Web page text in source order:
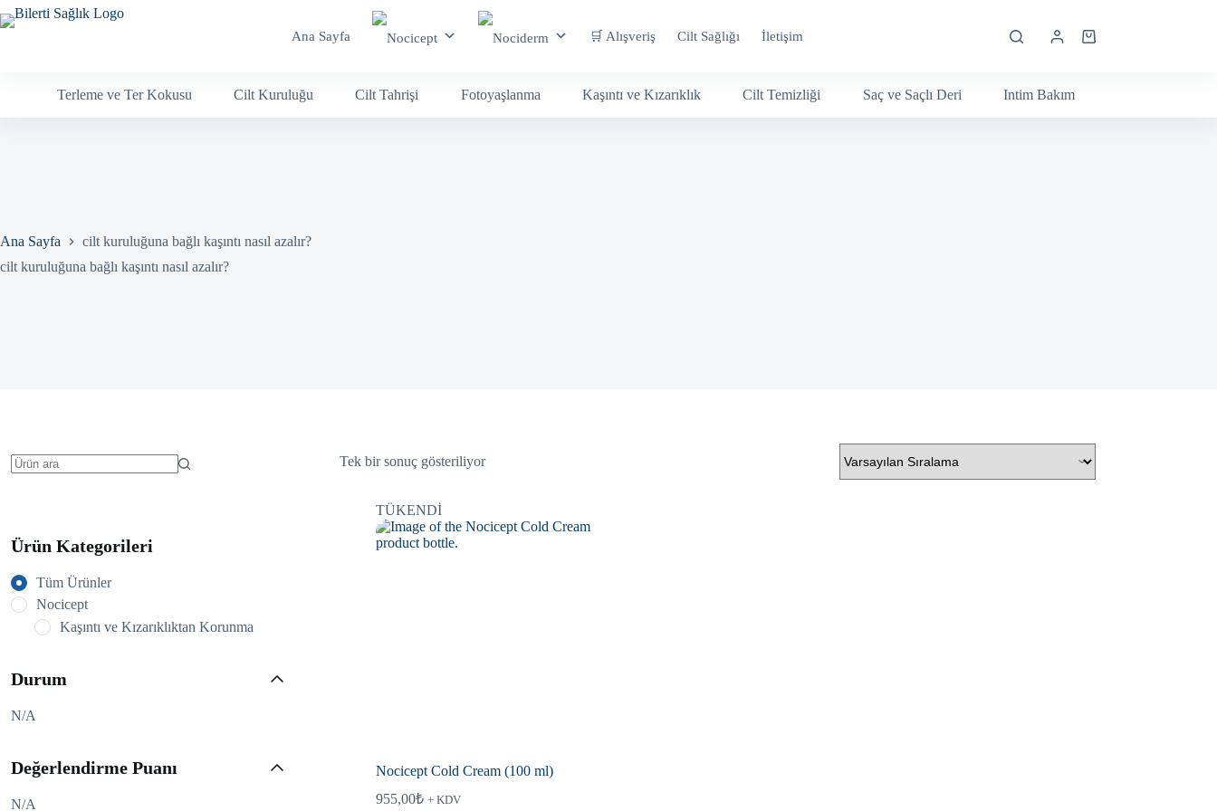
Skip
to
Ana Sayfa 🛒 Alışveriş Cilt Sağlığı İletişim
Shopping
Terleme ve Ter Kokusu Cilt Kuruluğu Cilt Tahrişi Fotoyaşlanma Kaşıntı ve Kızarıklık Cilt Temizliği Saç ve Saçlı Deri Intim Bakım
Ana Sayfa
cilt kuruluğuna bağlı kaşıntı nasıl azalır?
cilt kuruluğuna bağlı kaşıntı nasıl azalır?
Tek bir sonuç gösteriliyor
TÜKENDİ
Nocicept Cold Cream (100 ml)
955,00₺ + KDV
Ürün Kategorileri
Tüm Ürünler
Nocicept
Kaşıntı ve Kızarıklıktan Korunma
Durum
N/A
Değerlendirme Puanı
N/A